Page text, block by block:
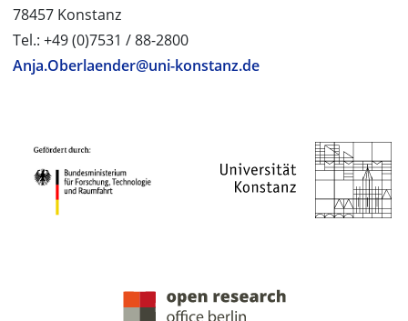
78457 Konstanz
Tel.: +49 (0)7531 / 88-2800
Anja.Oberlaender@uni-konstanz.de